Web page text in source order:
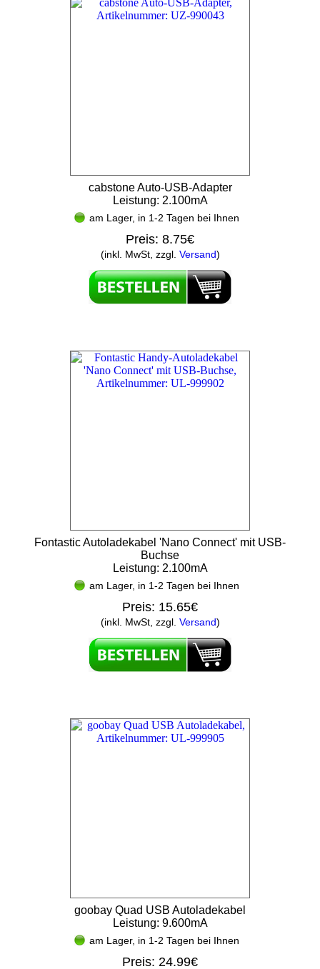
cabstone Auto-USB-Adapter
Leistung: 2.100mA
am Lager, in 1-2 Tagen bei Ihnen
Preis: 8.75€
(inkl. MwSt, zzgl. Versand)
Fontastic Autoladekabel 'Nano Connect' mit USB-
Buchse
Leistung: 2.100mA
am Lager, in 1-2 Tagen bei Ihnen
Preis: 15.65€
(inkl. MwSt, zzgl. Versand)
goobay Quad USB Autoladekabel
Leistung: 9.600mA
am Lager, in 1-2 Tagen bei Ihnen
Preis: 24.99€